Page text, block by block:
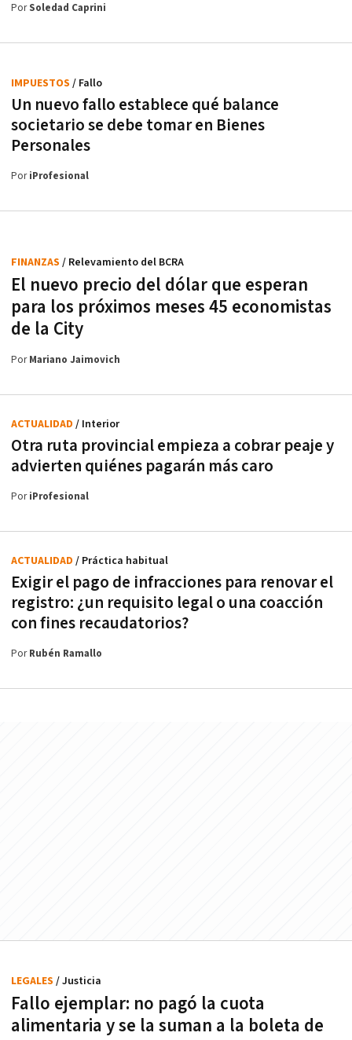
PorSoledad Caprini
Un nuevo fallo establece qué balance
societario se debe tomar en Bienes
Personales
IMPUESTOS / Fallo
PoriProfesional
El nuevo precio del dólar que esperan
para los próximos meses 45 economistas
de la City
FINANZAS / Relevamiento del BCRA
PorMariano Jaimovich
Otra ruta provincial empieza a cobrar peaje y
advierten quiénes pagarán más caro
ACTUALIDAD / Interior
PoriProfesional
Exigir el pago de infracciones para renovar el
registro: ¿un requisito legal o una coacción
con fines recaudatorios?
ACTUALIDAD / Práctica habitual
PorRubén Ramallo
Fallo ejemplar: no pagó la cuota
alimentaria y se la suman a la boleta de
LEGALES / Justicia